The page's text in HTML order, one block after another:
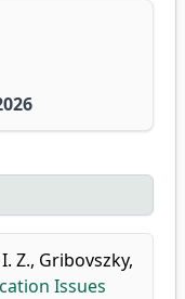
Z., Gribovszky,
Issues